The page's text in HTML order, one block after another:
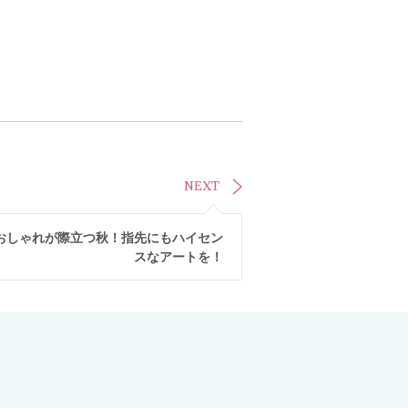
NEXT
しゃれが際立つ秋！指先にもハイセン
スなアートを！